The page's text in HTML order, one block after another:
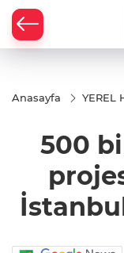
Anasayfa YEREL
500